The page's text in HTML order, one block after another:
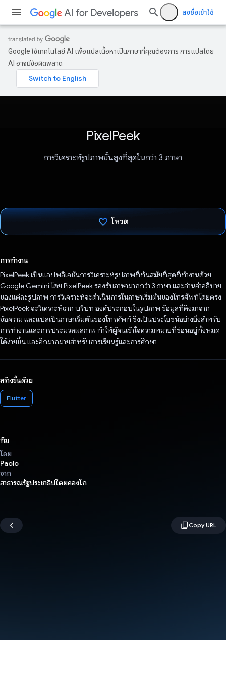
ลงชื่อเข้าใช้
Google ใช้เทคโนโลยี AI เพื่อแปลเนื้อหาเป็นภาษาที่คุณต้องการ การแปลโดย
AI อาจมีข้อผิดพลาด
PixelPeek
การวิเคราะห์รูปภาพขั้นสูงที่สุดในกว่า 3 ภาษา
โหวต
การทำงาน
PixelPeek เป็นแอปพลิเคชันการวิเคราะห์รูปภาพที่ทันสมัยที่สุดที่ทำงานด้วย
Google Gemini โดย PixelPeek รองรับภาษามากกว่า 3 ภาษา และอ่านคำอธิบาย
ของแต่ละรูปภาพ การวิเคราะห์จะดำเนินการในภาษาเริ่มต้นของโทรศัพท์โดยตรง
PixelPeek จะวิเคราะห์ฉาก บริบท องค์ประกอบในรูปภาพ ข้อมูลที่ดึงมาจาก
ข้อความ และแปลเป็นภาษาเริ่มต้นของโทรศัพท์ ซึ่งเป็นประโยชน์อย่างยิ่งสำหรับ
การทำงานและการประมวลผลภาพ ทำให้ผู้คนเข้าใจความหมายที่ซ่อนอยู่ทั้งหมด
ได้ง่ายขึ้น และอีกมากมายสำหรับการเรียนรู้และการศึกษา
สร้างขึ้นด้วย
Flutter
ทีม
โดย
Paolo
จาก
สาธารณรัฐประชาธิปไตยคองโก